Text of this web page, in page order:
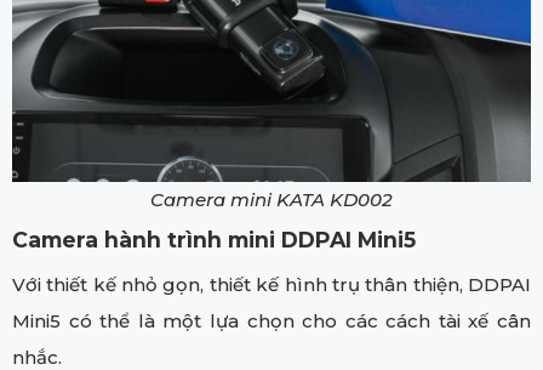
Camera mini KATA KD002
Camera hành trình mini DDPAI Mini5
Với thiết kế nhỏ gọn, thiết kế hình trụ thân thiện, DDPAI
Mini5 có thể là một lựa chọn cho các cách tài xế cân
nhắc.